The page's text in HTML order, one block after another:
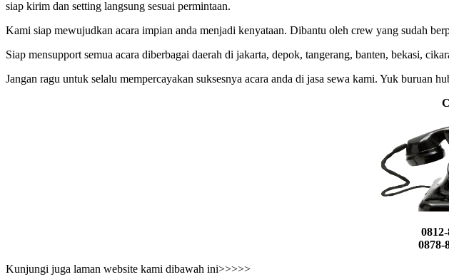
siap kirim dan setting langsung sesuai permintaan.
Kami siap mewujudkan acara impian anda menjadi kenyataan. Dibantu oleh crew yang sudah
Siap mensupport semua acara diberbagai daerah di jakarta, depok, tangerang, banten, bekasi,
Jangan ragu untuk selalu mempercayakan suksesnya acara anda di jasa sewa kami. Yuk buruan
0878-
Kunjungi juga laman website kami dibawah ini>>>>>